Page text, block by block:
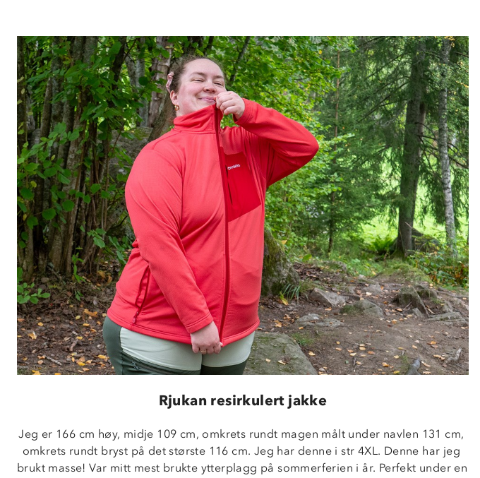
Rjukan resirkulert jakke
Jeg er 166 cm høy, midje 109 cm, omkrets rundt magen målt under navlen 131 cm,
omkrets rundt bryst på det største 116 cm. Jeg har denne i str 4XL. Denne har jeg
brukt masse! Var mitt mest brukte ytterplagg på sommerferien i år. Perfekt under en